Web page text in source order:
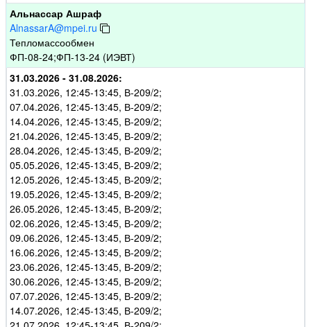
Альнассар Ашраф
AlnassarA@mpei.ru
Тепломассообмен
ФП-08-24;ФП-13-24 (ИЭВТ)
31.03.2026 - 31.08.2026:
31.03.2026, 12:45-13:45, В-209/2;
07.04.2026, 12:45-13:45, В-209/2;
14.04.2026, 12:45-13:45, В-209/2;
21.04.2026, 12:45-13:45, В-209/2;
28.04.2026, 12:45-13:45, В-209/2;
05.05.2026, 12:45-13:45, В-209/2;
12.05.2026, 12:45-13:45, В-209/2;
19.05.2026, 12:45-13:45, В-209/2;
26.05.2026, 12:45-13:45, В-209/2;
02.06.2026, 12:45-13:45, В-209/2;
09.06.2026, 12:45-13:45, В-209/2;
16.06.2026, 12:45-13:45, В-209/2;
23.06.2026, 12:45-13:45, В-209/2;
30.06.2026, 12:45-13:45, В-209/2;
07.07.2026, 12:45-13:45, В-209/2;
14.07.2026, 12:45-13:45, В-209/2;